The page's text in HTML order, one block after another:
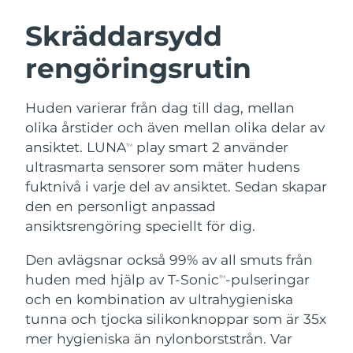
Skräddarsydd
rengöringsrutin
Huden varierar från dag till dag, mellan
olika årstider och även mellan olika delar av
ansiktet. LUNATM
play smart 2 använder
ultrasmarta sensorer som mäter hudens
fuktnivå i varje del av ansiktet. Sedan skapar
den en personligt anpassad
ansiktsrengöring speciellt för dig.
Den avlägsnar också 99% av all smuts från
huden med hjälp av T-SonicTM-pulseringar
och en kombination av ultrahygieniska
tunna och tjocka silikonknoppar som är 35x
mer hygieniska än nylonborststrån. Var
LUNA™ 4-paket
Anti-aging massage
LUNA™ 4 Plus
Massage, LED heating
LUNA™ 4 Men
For men, anti-aging massage
BEAR™ 2-paket
Microcurrent toning
BEAR™ 2 go
Microcurrent toning on-the-go
BEAR™ 2 eyes & lips
Microcurrent line smoothing device
Återfuktning
UFO™ 3-paket
Deep facial hydration
UFO™ 3 LED
Near-infrared and red light therapy
device
Munvård
issa™ 4
Hybrid silicone sonic toothbrush
issa™ 4 plus
Smart hybrid silicone sonic toothbrush
FAQ™ ANTI-AGING-BEHANDLING
Anti-aging LED-behandlingar
NEW
Österrike Förväntad leverans
Bahrain Förväntad leverans
Belgien
Bermuda Förväntad leverans8/16/26
Bosnien och
Hercegovina
Förväntad leverans8/13/26
Brunei Förväntad leverans
Bulgarien Förväntad leverans8/10/26
Kanada Förväntad leverans8/14/26
Chile Förväntad leverans8/14/26